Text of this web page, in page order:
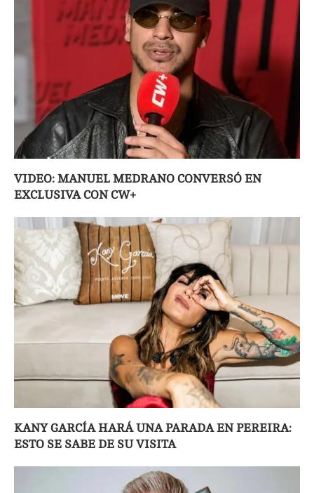
VIDEO: MANUEL MEDRANO CONVERSÓ EN
EXCLUSIVA CON CW+
KANY GARCÍA HARÁ UNA PARADA EN PEREIRA:
ESTO SE SABE DE SU VISITA